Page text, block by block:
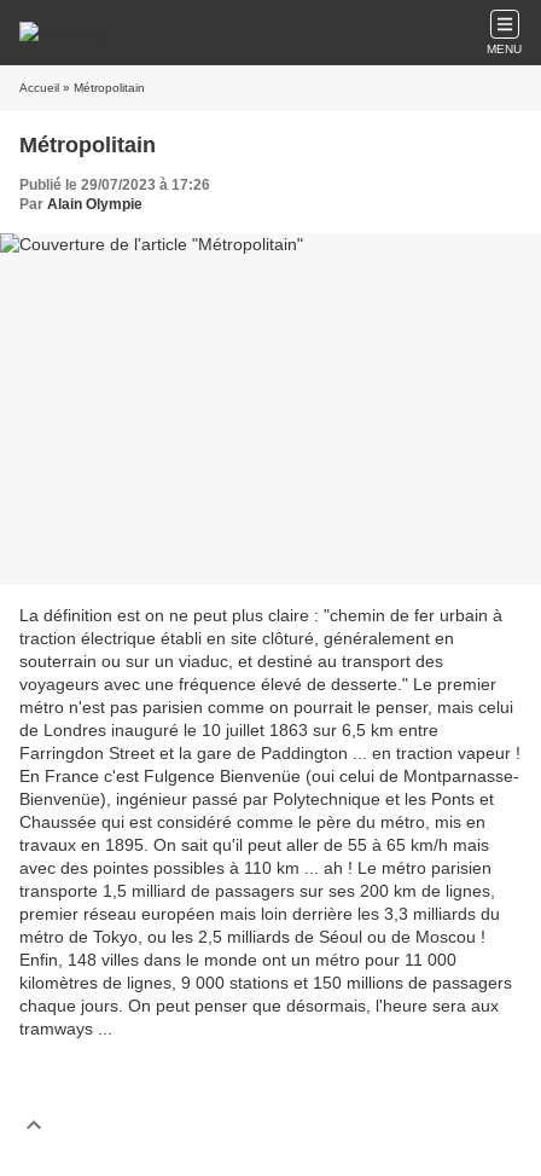
MENU
Accueil » Métropolitain
Métropolitain
Publié le 29/07/2023 à 17:26
Par Alain Olympie
La définition est on ne peut plus claire : "chemin de fer urbain à
traction électrique établi en site clôturé, généralement en
souterrain ou sur un viaduc, et destiné au transport des
voyageurs avec une fréquence élevé de desserte." Le premier
métro n'est pas parisien comme on pourrait le penser, mais celui
de Londres inauguré le 10 juillet 1863 sur 6,5 km entre
Farringdon Street et la gare de Paddington ... en traction vapeur !
En France c'est Fulgence Bienvenüe (oui celui de Montparnasse-
Bienvenüe), ingénieur passé par Polytechnique et les Ponts et
Chaussée qui est considéré comme le père du métro, mis en
travaux en 1895. On sait qu'il peut aller de 55 à 65 km/h mais
avec des pointes possibles à 110 km ... ah ! Le métro parisien
transporte 1,5 milliard de passagers sur ses 200 km de lignes,
premier réseau européen mais loin derrière les 3,3 milliards du
métro de Tokyo, ou les 2,5 milliards de Séoul ou de Moscou !
Enfin, 148 villes dans le monde ont un métro pour 11 000
kilomètres de lignes, 9 000 stations et 150 millions de passagers
chaque jours. On peut penser que désormais, l'heure sera aux
tramways ...